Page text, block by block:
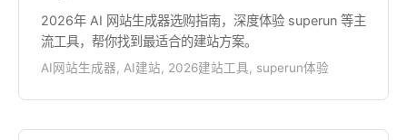
2026年 AI 网站生成器选购指南，深度体验 superun 等主
流工具，帮你找到最适合的建站方案。
AI网站生成器, AI建站, 2026建站工具, superun体验